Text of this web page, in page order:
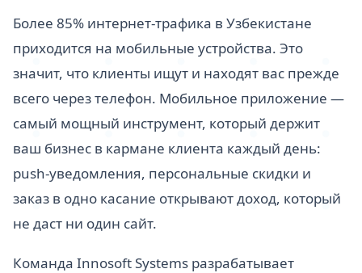
Более 85% интернет-трафика в Узбекистане
приходится на мобильные устройства. Это
значит, что клиенты ищут и находят вас прежде
всего через телефон. Мобильное приложение —
самый мощный инструмент, который держит
ваш бизнес в кармане клиента каждый день:
push-уведомления, персональные скидки и
заказ в одно касание открывают доход, который
не даст ни один сайт.
Команда Innosoft Systems разрабатывает